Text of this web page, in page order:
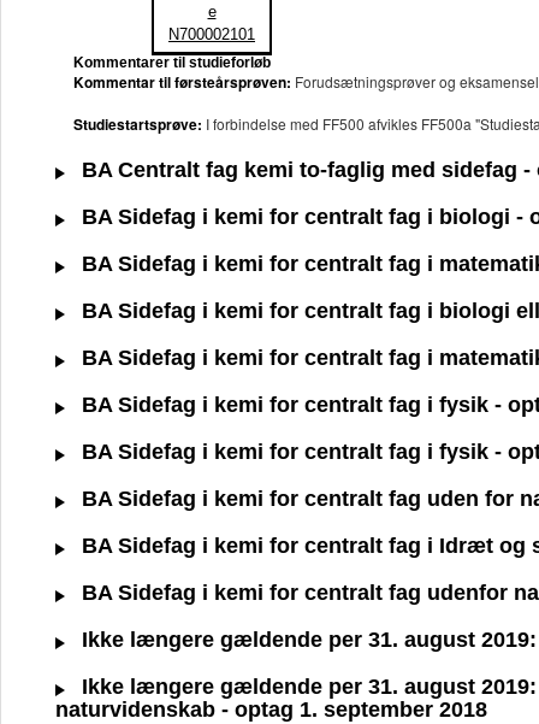
e
N700002101
Kommentarer til studieforløb
Kommentar til førsteårsprøven: Forudsætningsprøver og
Studiestartsprøve: I forbindelse med FF500 afvikles FF500a
BA Centralt fag kemi to-faglig med sidefag -
BA Sidefag i kemi for centralt fag i biologi -
BA Sidefag i kemi for centralt fag i
BA Sidefag i kemi for centralt fag i biologi
BA Sidefag i kemi for centralt fag i
BA Sidefag i kemi for centralt fag i fysik -
BA Sidefag i kemi for centralt fag i fysik -
BA Sidefag i kemi for centralt fag uden for
BA Sidefag i kemi for centralt fag i Idræt og
BA Sidefag i kemi for centralt fag udenfor
Ikke længere gældende per 31. august
Ikke længere gældende per 31. august
naturvidenskab - optag 1. september 2018